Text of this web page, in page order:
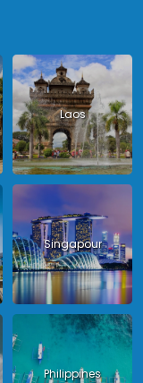
Laos
Singapour
Philippines